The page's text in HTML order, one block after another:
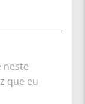
neste
que eu